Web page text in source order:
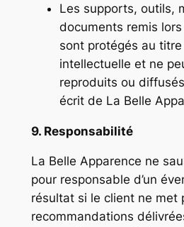
Les supports, outils,
documents remis
sont protégés au
intellectuelle et ne
reproduits ou diffusés
écrit de La Belle
9. Responsabilité
La Belle Apparence ne
pour responsable d’un
résultat si le client ne met
recommandations